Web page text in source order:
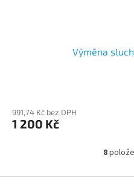
Výměna
991,74 Kč bez DPH
1 200 Kč
8